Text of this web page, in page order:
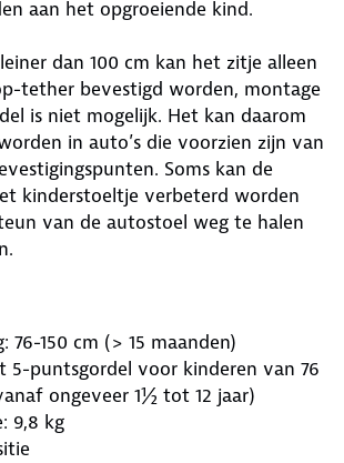
aan het opgroeiende kind.
dan 100 cm kan het zitje alleen
tether bevestigd worden, montage
is niet mogelijk. Het kan daarom
in auto’s die voorzien zijn van
Soms kan de
kinderstoeltje verbeterd worden
van de autostoel weg te halen
76-150 cm (> 15 maanden)
5-puntsgordel voor kinderen van 76
ongeveer 1½ tot 12 jaar)
9,8 kg